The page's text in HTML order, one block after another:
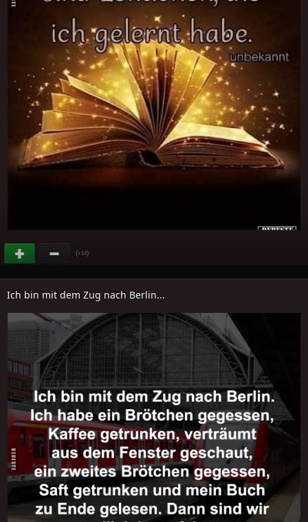
(+14)
Ich bin mit dem Zug nach Berlin...